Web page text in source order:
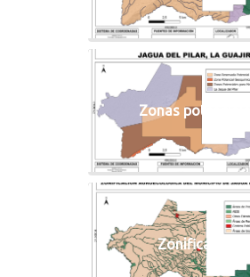
Zonas potenciales
Zonificacion